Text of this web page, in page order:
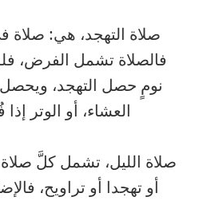
صلاة التهجد، هي: صلاة
فالصلاة تشمل الفرض،
نومٍ حصل التهجد، ويحصل
العشاء، أو الوتر
صلاة الليل، تشمل كلَّ صلاة
أو تهجدا أو تراويح،